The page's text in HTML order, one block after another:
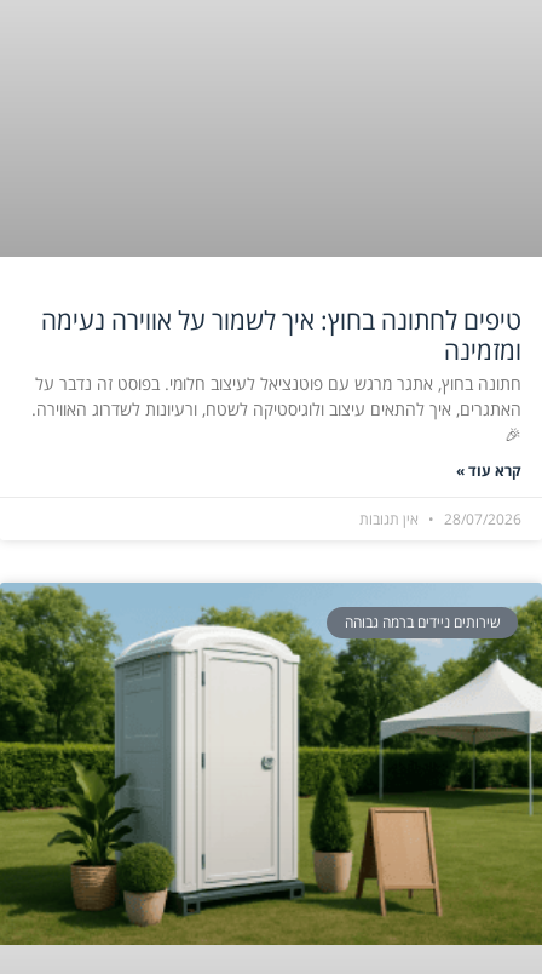
טיפים לחתונה בחוץ: איך לשמור על אווירה נעימה
ומזמינה
חתונה בחוץ, אתגר מרגש עם פוטנציאל לעיצוב חלומי. בפוסט זה נדבר על
האתגרים, איך להתאים עיצוב ולוגיסטיקה לשטח, ורעיונות לשדרוג האווירה.
🎉
קרא עוד »
28/07/2026 אין תגובות
שירותים ניידים ברמה גבוהה